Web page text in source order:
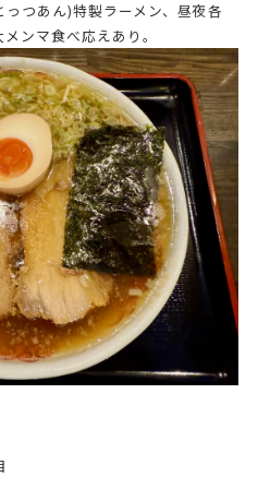
つあん)特製ラーメン、昼夜各
ンマ食べ応えあり。